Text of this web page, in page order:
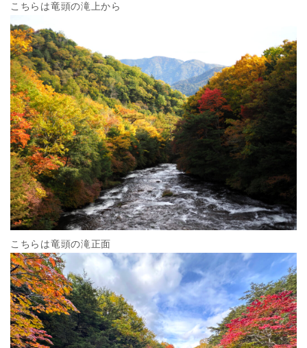
こちらは竜頭の滝上から
こちらは竜頭の滝正面